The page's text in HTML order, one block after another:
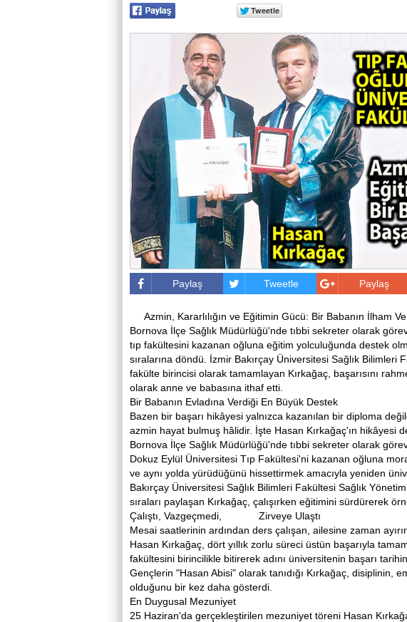
Paylaş Tweetle Paylaş
Azmin, Kararlılığın ve Eğitimin Gücü: Bir Babanın İlham
Bornova İlçe Sağlık Müdürlüğü'nde tıbbi sekreter olarak
tıp fakültesini kazanan oğluna eğitim yolculuğunda destek
sıralarına döndü. İzmir Bakırçay Üniversitesi Sağlık Bilimleri
fakülte birincisi olarak tamamlayan Kırkağaç, başarısını
olarak anne ve babasına ithaf etti.
Bir Babanın Evladına Verdiği En Büyük Destek
Bazen bir başarı hikâyesi yalnızca kazanılan bir diploma
azmin hayat bulmuş hâlidir. İşte Hasan Kırkağaç'ın hikâyesi
Bornova İlçe Sağlık Müdürlüğü'nde tıbbi sekreter olarak
Dokuz Eylül Üniversitesi Tıp Fakültesi'ni kazanan oğluna
ve aynı yolda yürüdüğünü hissettirmek amacıyla yeniden
Bakırçay Üniversitesi Sağlık Bilimleri Fakültesi Sağlık
sıraları paylaşan Kırkağaç, çalışırken eğitimini sürdürerek
Çalıştı, Vazgeçmedi, Zirveye Ulaştı
Mesai saatlerinin ardından ders çalışan, ailesine zaman
Hasan Kırkağaç, dört yıllık zorlu süreci üstün başarıyla
fakültesini birincilikle bitirerek adını üniversitenin başarı
Gençlerin "Hasan Abisi" olarak tanıdığı Kırkağaç, disiplinin,
olduğunu bir kez daha gösterdi.
En Duygusal Mezuniyet
25 Haziran'da gerçekleştirilen mezuniyet töreni Hasan